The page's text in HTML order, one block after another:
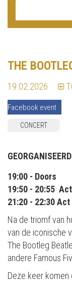
THE
19.02.2026
Facebook event
CONCERT
19:00 - Doors
19:50 - 20:55
21:20 - 22:30 Act
Na de triomf van
van de iconische
The Bootleg
andere Famous
Deze keer